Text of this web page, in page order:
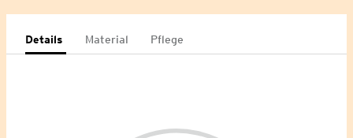
Details Material Pflege